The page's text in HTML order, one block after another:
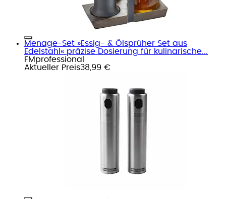
Menage-Set »Essig- & Ölsprüher Set aus
Edelstahl« präzise Dosierung für kulinarische...
FMprofessional
Aktueller Preis38,99 €